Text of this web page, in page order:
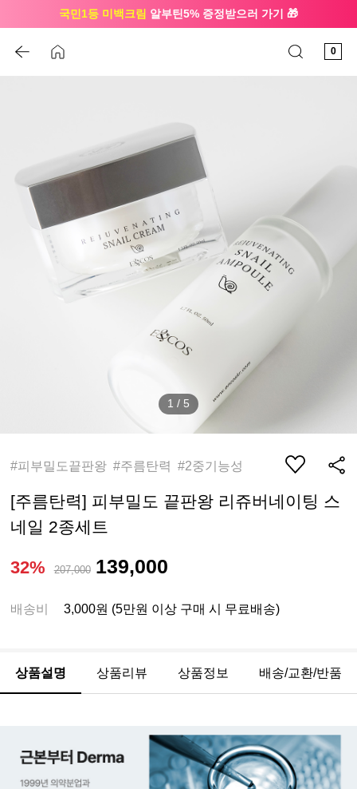
국민1등 미백크림 알부틴5% 증정받으러 가기 🎁
0
1 / 5
#피부밀도끝판왕 #주름탄력 #2중기능성
[주름탄력] 피부밀도 끝판왕 리쥬버네이팅 스
네일 2종세트
32% 207,000 139,000
배송비 3,000원 (5만원 이상 구매 시 무료배송)
상품설명 상품리뷰 상품정보 배송/교환/반품